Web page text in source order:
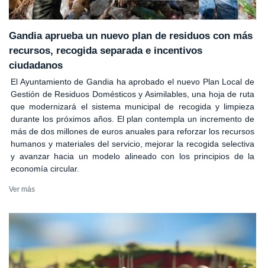
Gandia aprueba un nuevo plan de residuos con más
recursos, recogida separada e incentivos
ciudadanos
El Ayuntamiento de Gandia ha aprobado el nuevo Plan Local de
Gestión de Residuos Domésticos y Asimilables, una hoja de ruta
que modernizará el sistema municipal de recogida y limpieza
durante los próximos años. El plan contempla un incremento de
más de dos millones de euros anuales para reforzar los recursos
humanos y materiales del servicio, mejorar la recogida selectiva
y avanzar hacia un modelo alineado con los principios de la
economía circular.
Ver más